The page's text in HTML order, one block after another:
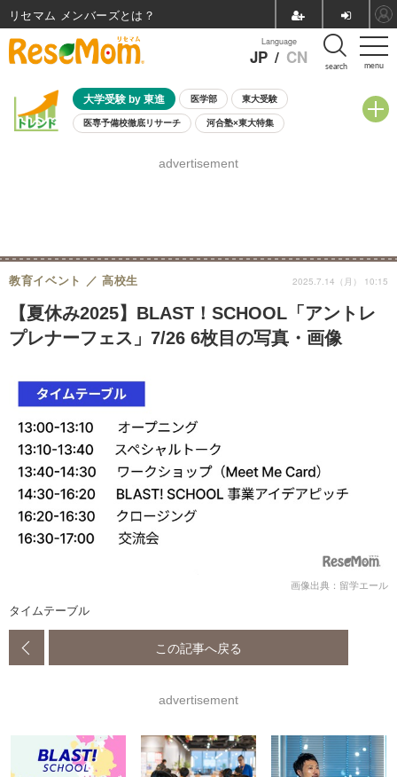
menu
Language
JP / CN search
大学受験 by 東進 医学部 東大受験
医専予備校徹底リサーチ 河合塾×東大特集
8月開催学校説明会・相談会
advertisement
【夏休み2025】BLAST！SCHOOL「アントレ
プレナーフェス」7/26 6枚目の写真・画像
教育イベント 高校生 2025.7.14（月） 10:15
画像出典：留学エール
タイムテーブル
この記事へ戻る
advertisement
リセマム メンバーズ